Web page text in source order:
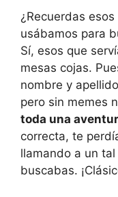
¿Recuerdas
usábamos para
Sí, esos que
mesas cojas.
nombre y
pero sin memes
toda una
correcta, te
llamando a un
buscabas.